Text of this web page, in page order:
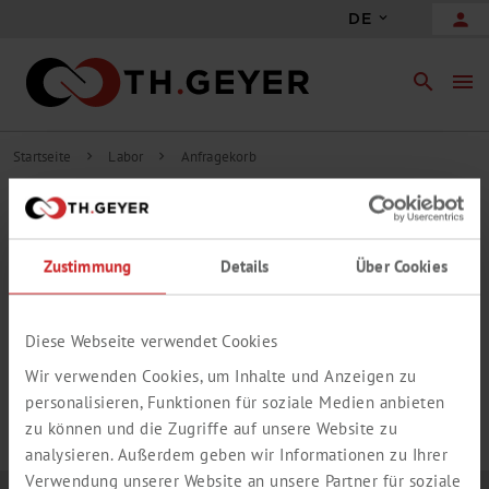
Zustimmung Details Über Cookies
Diese Webseite verwendet Cookies
Wir verwenden Cookies, um Inhalte und Anzeigen zu
personalisieren, Funktionen für soziale Medien anbieten
zu können und die Zugriffe auf unsere Website zu
analysieren. Außerdem geben wir Informationen zu Ihrer
Verwendung unserer Website an unsere Partner für soziale
DE person
search menu
Startseite chevron_right Labor chevron_right Anfragekorb
INHALT ANFRAGEKORB
add_circle_outline Freie Anfrageposition hinzufügen
IHR ANFRAGEKORB IST LEER.